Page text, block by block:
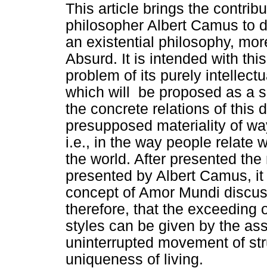
This article brings the
philosopher Albert Camus to
an existential philosophy,
Absurd. It is intended with
problem of its purely
which will be proposed as a
the concrete relations of this
presupposed materiality of
i.e., in the way people relate
the world. After presented
presented by Albert Camus,
concept of Amor Mundi
therefore, that the exceeding
styles can be given by the
uninterrupted movement of
uniqueness of living.